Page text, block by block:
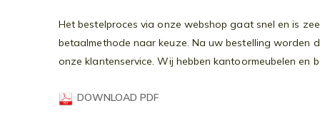
Het bestelproces via onze webshop gaat snel en is
betaalmethode naar keuze. Na uw bestelling worden
onze klantenservice. Wij hebben kantoormeubelen en
DOWNLOAD PDF